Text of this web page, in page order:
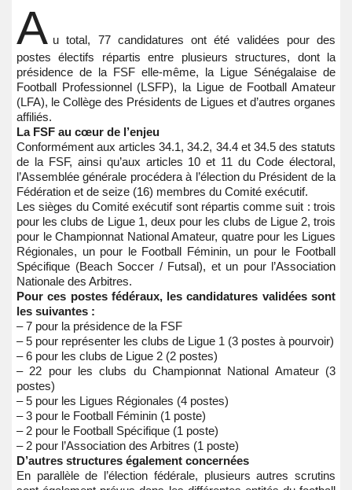
A u total, 77 candidatures ont été validées pour des
postes électifs répartis entre plusieurs structures, dont la
présidence de la FSF elle-même, la Ligue Sénégalaise de
Football Professionnel (LSFP), la Ligue de Football Amateur
(LFA), le Collège des Présidents de Ligues et d’autres organes
affiliés.
La FSF au cœur de l’enjeu
Conformément aux articles 34.1, 34.2, 34.4 et 34.5 des statuts
de la FSF, ainsi qu’aux articles 10 et 11 du Code électoral,
l’Assemblée générale procédera à l’élection du Président de la
Fédération et de seize (16) membres du Comité exécutif.
Les sièges du Comité exécutif sont répartis comme suit : trois
pour les clubs de Ligue 1, deux pour les clubs de Ligue 2, trois
pour le Championnat National Amateur, quatre pour les Ligues
Régionales, un pour le Football Féminin, un pour le Football
Spécifique (Beach Soccer / Futsal), et un pour l’Association
Nationale des Arbitres.
Pour ces postes fédéraux, les candidatures validées sont
les suivantes :
– 7 pour la présidence de la FSF
– 5 pour représenter les clubs de Ligue 1 (3 postes à pourvoir)
– 6 pour les clubs de Ligue 2 (2 postes)
– 22 pour les clubs du Championnat National Amateur (3
postes)
– 5 pour les Ligues Régionales (4 postes)
– 3 pour le Football Féminin (1 poste)
– 2 pour le Football Spécifique (1 poste)
– 2 pour l’Association des Arbitres (1 poste)
D’autres structures également concernées
En parallèle de l’élection fédérale, plusieurs autres scrutins